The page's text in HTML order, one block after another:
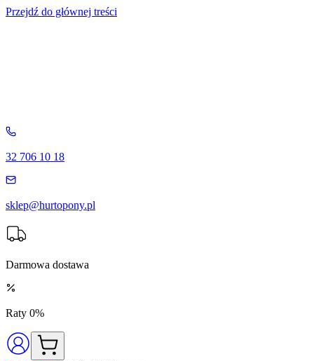
Przejdź do głównej treści
32 706 10 18
sklep@hurtopony.pl
Darmowa dostawa
Raty 0%